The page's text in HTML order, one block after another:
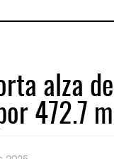
alza
472.7
treinta y nueve